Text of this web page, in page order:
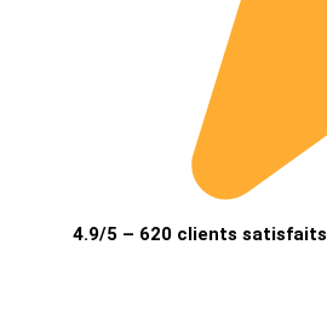
4.9/5 – 620 clients satisfaits